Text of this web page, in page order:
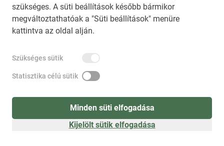
szükséges. A süti beállítások később bármikor
megváltoztathatóak a "Süti beállítások" menüre
kattintva az oldal alján.
Szükséges sütik
Statisztika célú sütik
Minden süti elfogadása
Kijelölt sütik elfogadása